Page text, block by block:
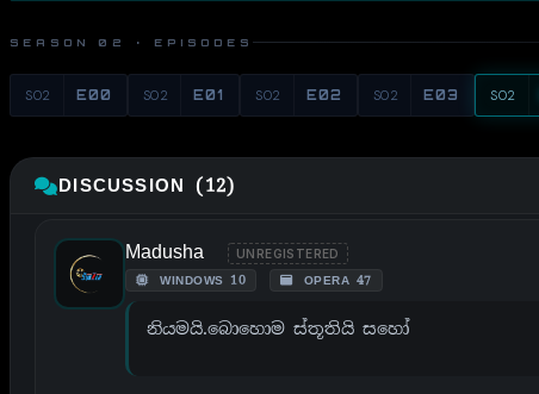
SEASON 02 · EPISODES
S02 E00 S02 E01 S02 E02 S02 E03 S02
DISCUSSION (12)
Madusha UNREGISTERED
WINDOWS 10 OPERA 47
නියමයි.බොහොම ස්තූතියි සහෝ